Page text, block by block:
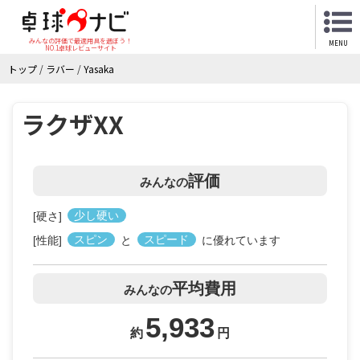
みんなの評価で最適用具を選ぼう！
NO.1卓球レビューサイト
MENU
トップ / ラバー /Yasaka
ラクザXX
みんなの評価
[硬さ]
少し硬い
[性能]
スピン と スピード に優れています
みんなの平均費用
約 5,933 円